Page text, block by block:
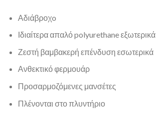
Αδιάβροχo
Ιδιαίτερα απαλό polyurethane εξωτερικά
Ζεστή βαμβακερή επένδυση εσωτερικά
Ανθεκτικό φερμουάρ
Προσαρμοζόμενες μανσέτες
Πλένονται στο πλυντήριο